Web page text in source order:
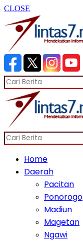
CLOSE
Home
Daerah
Pacitan
Ponorogo
Madiun
Magetan
Ngawi